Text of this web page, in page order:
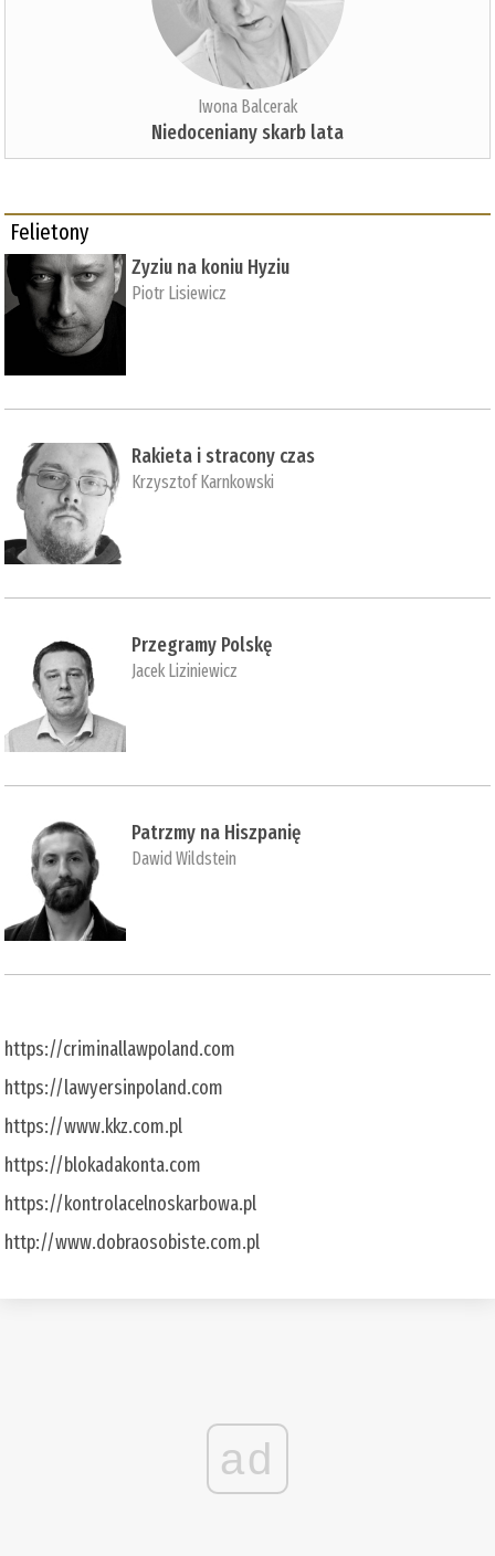
Iwona Balcerak
Niedoceniany skarb lata
Felietony
Zyziu na koniu Hyziu
Piotr Lisiewicz
Rakieta i stracony czas
Krzysztof Karnkowski
Przegramy Polskę
Jacek Liziniewicz
Patrzmy na Hiszpanię
Dawid Wildstein
https://criminallawpoland.com
https://lawyersinpoland.com
https://www.kkz.com.pl
https://blokadakonta.com
https://kontrolacelnoskarbowa.pl
http://www.dobraosobiste.com.pl
ad